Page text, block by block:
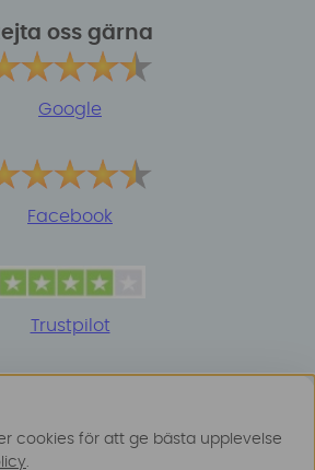
oss gärna
Google
Facebook
Trustpilot
cookies för att ge bästa upplevelse
.